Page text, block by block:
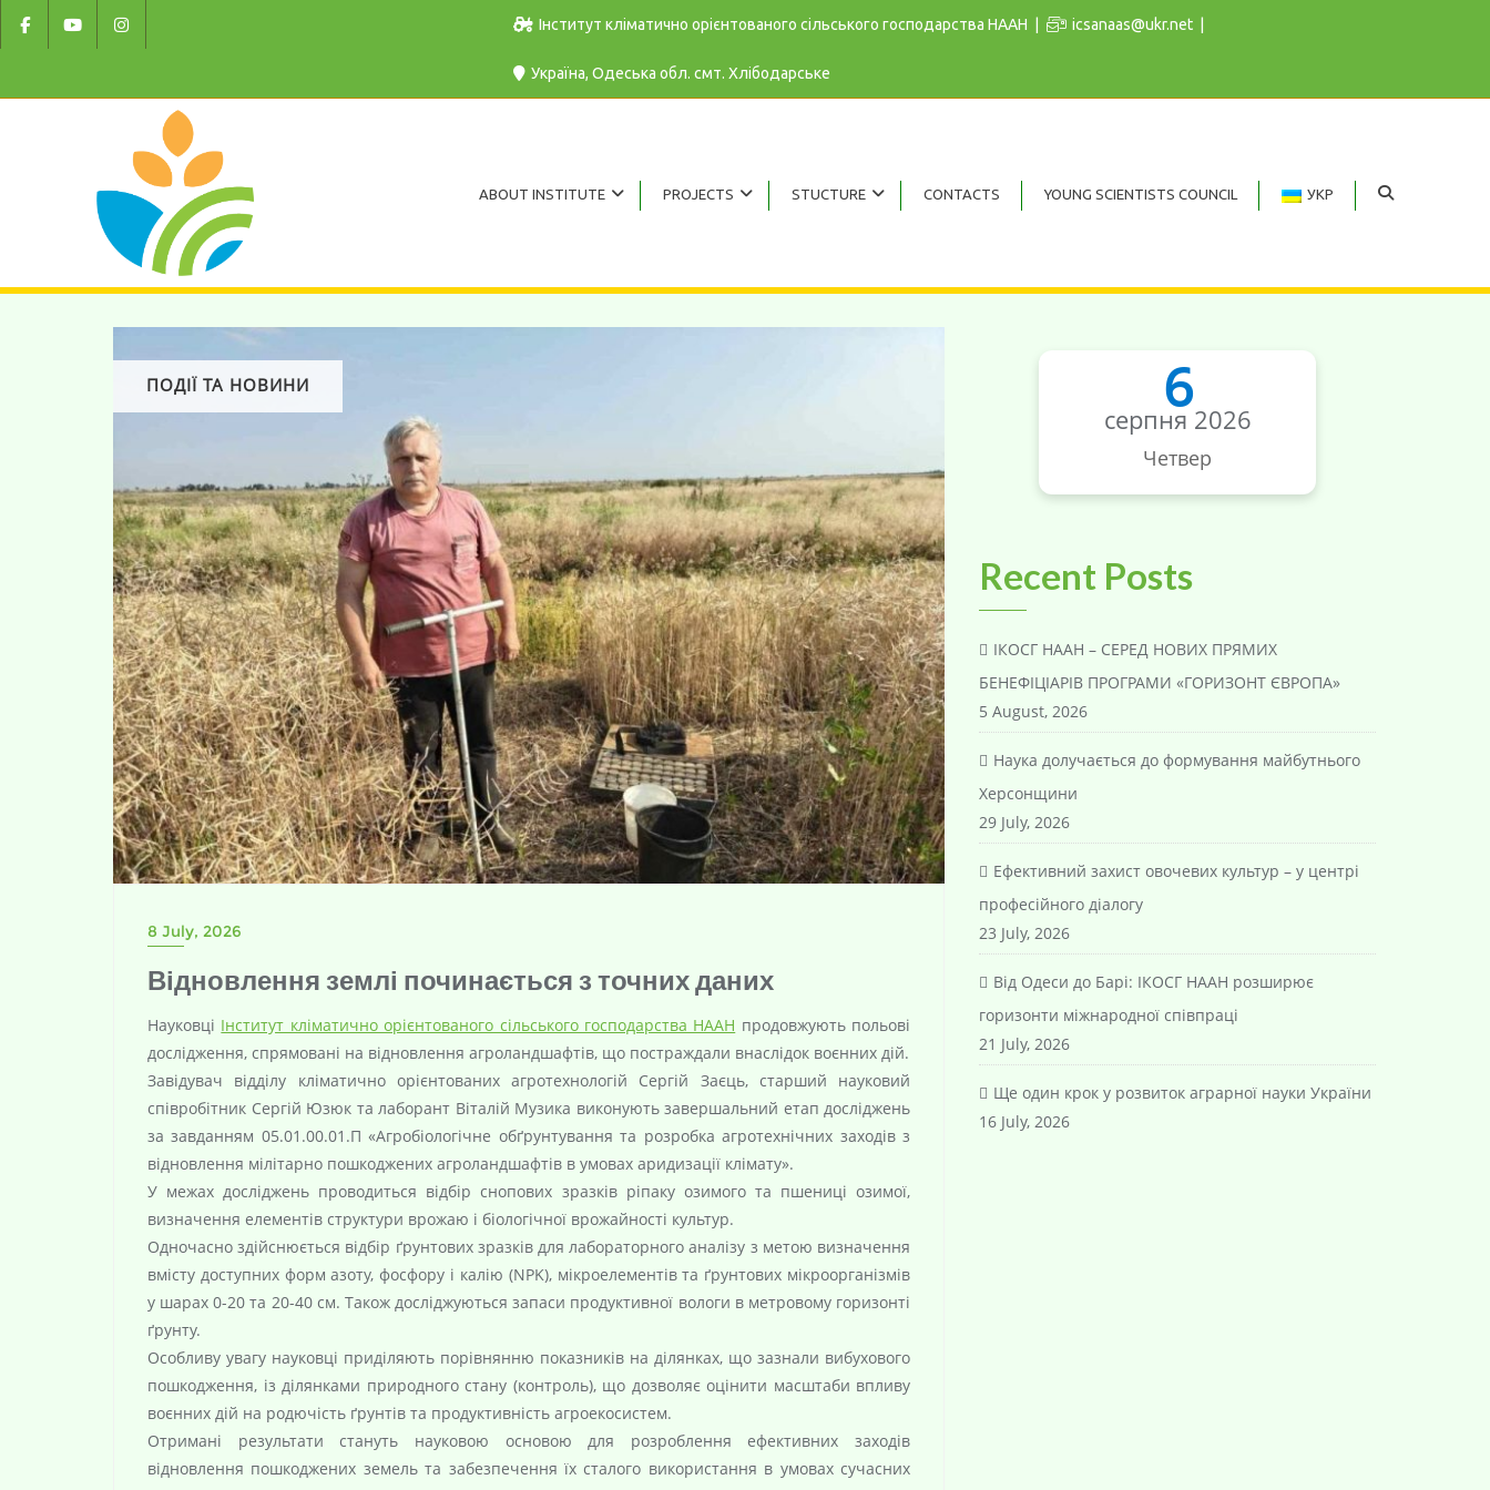
Інститут кліматично орієнтованого сільського господарства НААН icsanaas@ukr.net
Україна, Одеська обл. cмт. Хлібодарське
ABOUT INSTITUTE PROJECTS STUCTURE CONTACTS YOUNG SCIENTISTS COUNCIL УКР
ПОДІЇ ТА НОВИНИ
8 July, 2026
Відновлення землі починається з точних даних
Науковці Інститут кліматично орієнтованого сільського господарства НААН продовжують польові
дослідження, спрямовані на відновлення агроландшафтів, що постраждали внаслідок воєнних дій.
Завідувач відділу кліматично орієнтованих агротехнологій Сергій Заєць, старший науковий
співробітник Сергій Юзюк та лаборант Віталій Музика виконують завершальний етап досліджень
за завданням 05.01.00.01.П «Агробіологічне обґрунтування та розробка агротехнічних заходів з
відновлення мілітарно пошкоджених агроландшафтів в умовах аридизації клімату».
У межах досліджень проводиться відбір снопових зразків ріпаку озимого та пшениці озимої,
визначення елементів структури врожаю і біологічної врожайності культур.
Одночасно здійснюється відбір ґрунтових зразків для лабораторного аналізу з метою визначення
вмісту доступних форм азоту, фосфору і калію (NPK), мікроелементів та ґрунтових мікроорганізмів
у шарах 0-20 та 20-40 см. Також досліджуються запаси продуктивної вологи в метровому горизонті
ґрунту.
Особливу увагу науковці приділяють порівнянню показників на ділянках, що зазнали вибухового
пошкодження, із ділянками природного стану (контроль), що дозволяє оцінити масштаби впливу
воєнних дій на родючість ґрунтів та продуктивність агроекосистем.
Отримані результати стануть науковою основою для розроблення ефективних заходів
відновлення пошкоджених земель та забезпечення їх сталого використання в умовах сучасних
6
серпня 2026
Четвер
Recent Posts
ІКОСГ НААН – СЕРЕД НОВИХ ПРЯМИХ
БЕНЕФІЦІАРІВ ПРОГРАМИ «ГОРИЗОНТ ЄВРОПА»
5 August, 2026
Наука долучається до формування майбутнього
Херсонщини
29 July, 2026
Ефективний захист овочевих культур – у центрі
професійного діалогу
23 July, 2026
Від Одеси до Барі: ІКОСГ НААН розширює
горизонти міжнародної співпраці
21 July, 2026
Ще один крок у розвиток аграрної науки України
16 July, 2026